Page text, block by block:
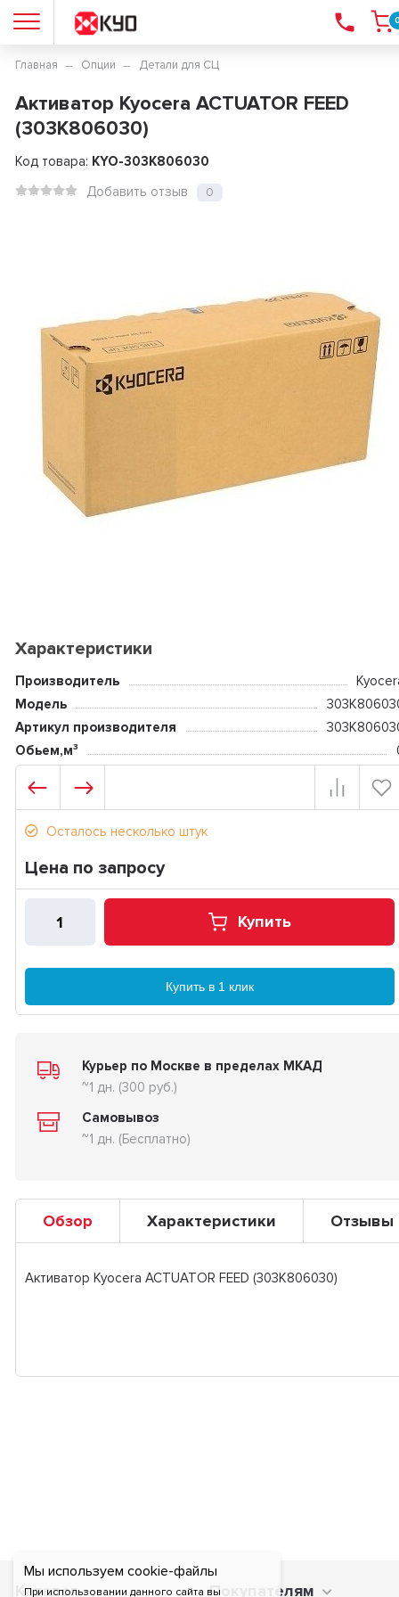
Мы используем cookie-файлы
При использовании данного сайта вы
Главная Опции Детали для СЦ
Активатор Kyocera ACTUATOR FEED
(303K806030)
Код товара: KYO-303K806030
Добавить отзыв
0
Характеристики
Производитель
Модель
Артикул производителя
Обьем,м³
Осталось несколько штук
Цена по запросу
Купить
Купить в 1 клик
Курьер по Москве в пределах МКАД
~1 дн. (300 руб.)
Самовывоз
~1 дн. (Бесплатно)
Обзор Характеристики Отзывы
Активатор Kyocera ACTUATOR FEED (303K806030)
Каталог Покупателям